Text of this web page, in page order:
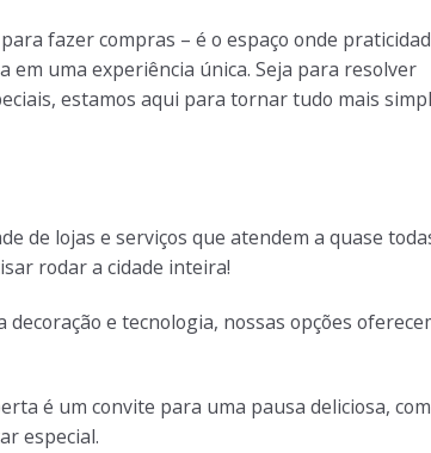
fazer compras – é o espaço onde
uma experiência única. Seja para resolver
estamos aqui para tornar tudo mais
de lojas e serviços que atendem a quase
rodar a cidade inteira!
e tecnologia, nossas opções
é um convite para uma pausa deliciosa, com
especial.